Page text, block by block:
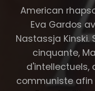
American
Eva Gardos
Nastassja Kinski.
cinquante,
d'intellectuels,
communiste afin